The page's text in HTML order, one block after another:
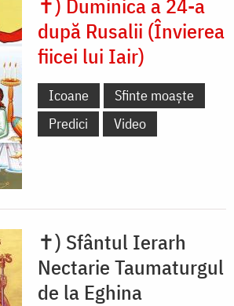
✝) Duminica a 24-a
după Rusalii (Învierea
fiicei lui Iair)
Icoane
Sfinte moaște
Predici
Video
✝) Sfântul Ierarh
Nectarie Taumaturgul
de la Eghina